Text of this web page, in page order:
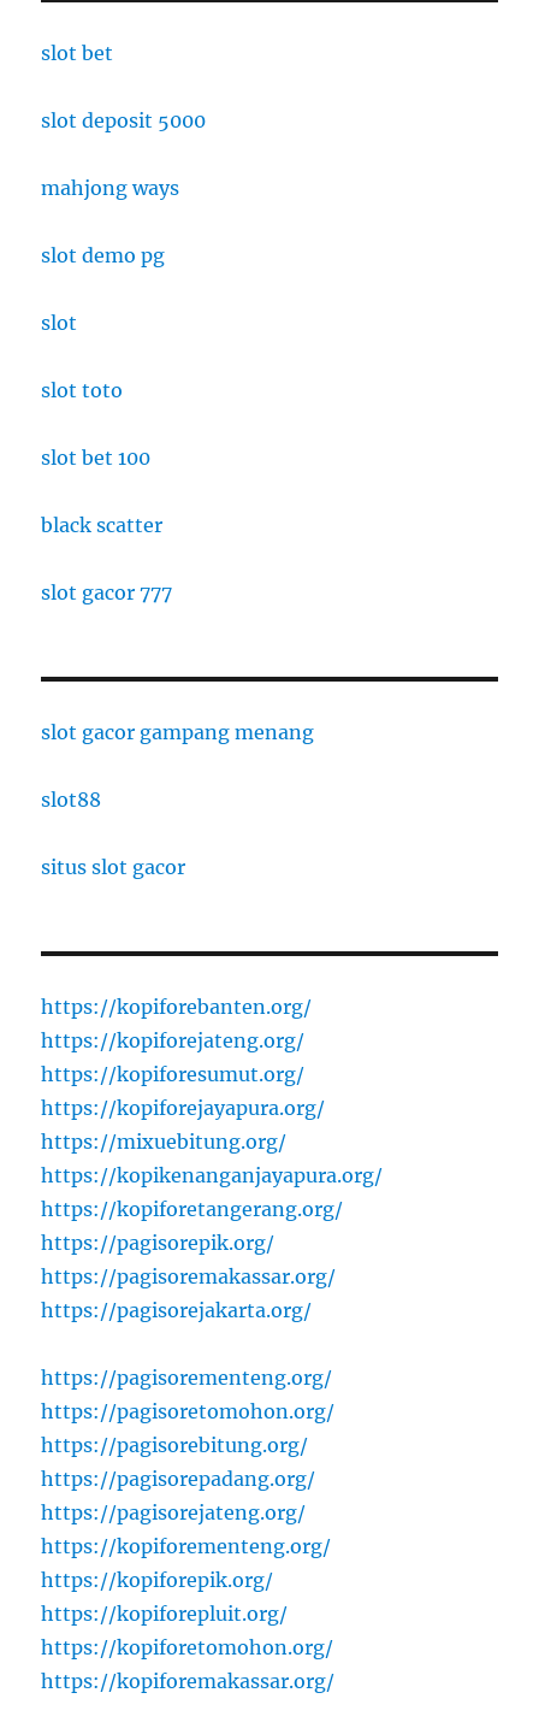
slot bet
slot deposit 5000
mahjong ways
slot demo pg
slot
slot toto
slot bet 100
black scatter
slot gacor 777
slot gacor gampang menang
slot88
situs slot gacor
https://kopiforebanten.org/
https://kopiforejateng.org/
https://kopiforesumut.org/
https://kopiforejayapura.org/
https://mixuebitung.org/
https://kopikenanganjayapura.org/
https://kopiforetangerang.org/
https://pagisorepik.org/
https://pagisoremakassar.org/
https://pagisorejakarta.org/
https://pagisorementeng.org/
https://pagisoretomohon.org/
https://pagisorebitung.org/
https://pagisorepadang.org/
https://pagisorejateng.org/
https://kopiforementeng.org/
https://kopiforepik.org/
https://kopiforepluit.org/
https://kopiforetomohon.org/
https://kopiforemakassar.org/